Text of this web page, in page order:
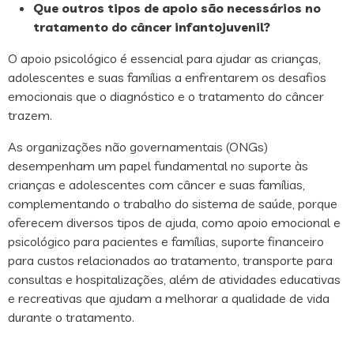
Que outros tipos de apoio são necessários no
tratamento do câncer infantojuvenil?
O apoio psicológico é essencial para ajudar as crianças,
adolescentes e suas famílias a enfrentarem os desafios
emocionais que o diagnóstico e o tratamento do câncer
trazem.
As organizações não governamentais (ONGs)
desempenham um papel fundamental no suporte às
crianças e adolescentes com câncer e suas famílias,
complementando o trabalho do sistema de saúde, porque
oferecem diversos tipos de ajuda, como apoio emocional e
psicológico para pacientes e famílias, suporte financeiro
para custos relacionados ao tratamento, transporte para
consultas e hospitalizações, além de atividades educativas
e recreativas que ajudam a melhorar a qualidade de vida
durante o tratamento.